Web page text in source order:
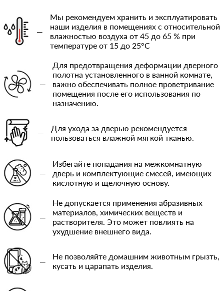
—
Мы рекомендуем хранить и эксплуатировать
наши изделия в помещениях с относительной
влажностью воздуха от 45 до 65 % при
температуре от 15 до 25°C
—
Для предотвращения деформации дверного
полотна установленного в ванной комнате,
важно обеспечивать полное проветривание
помещения после его использования по
назначению.
—
Для ухода за дверью рекомендуется
пользоваться влажной мягкой тканью.
—
Избегайте попадания на межкомнатную
дверь и комплектующие смесей, имеющих
кислотную и щелочную основу.
—
Не допускается применения абразивных
материалов, химических веществ и
растворителя. Это может повлиять на
ухудшение внешнего вида.
—
Не позволяйте домашним животным грызть,
кусать и царапать изделия.